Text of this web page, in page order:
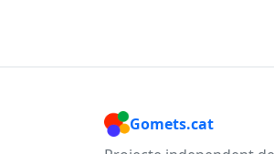
Gomets.cat